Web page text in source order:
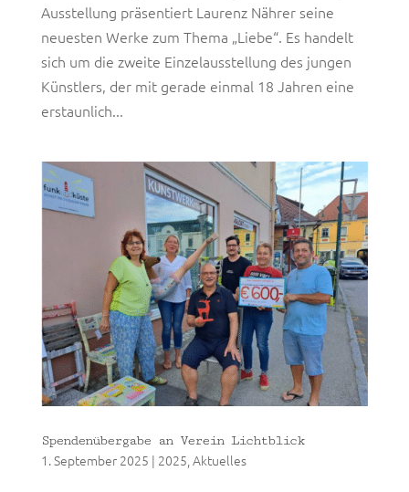
Ausstellung präsentiert Laurenz Nährer seine
neuesten Werke zum Thema „Liebe“. Es handelt
sich um die zweite Einzelausstellung des jungen
Künstlers, der mit gerade einmal 18 Jahren eine
erstaunlich...
Spendenübergabe an Verein Lichtblick
1. September 2025 | 2025 Aktuelles